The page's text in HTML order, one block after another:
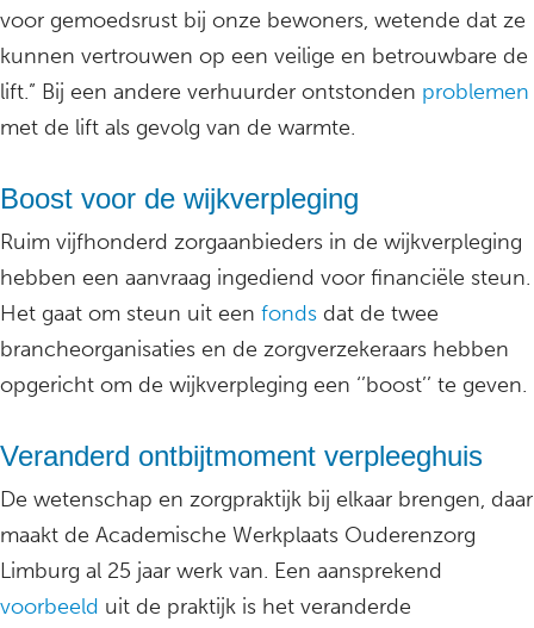
voor gemoedsrust bij onze bewoners, wetende dat ze
kunnen vertrouwen op een veilige en betrouwbare de
lift.” Bij een andere verhuurder ontstonden problemen
met de lift als gevolg van de warmte.
Boost voor de wijkverpleging
Ruim vijfhonderd zorgaanbieders in de wijkverpleging
hebben een aanvraag ingediend voor financiële steun.
Het gaat om steun uit een fonds dat de twee
brancheorganisaties en de zorgverzekeraars hebben
opgericht om de wijkverpleging een ‘’boost’’ te geven.
Veranderd ontbijtmoment verpleeghuis
De wetenschap en zorgpraktijk bij elkaar brengen, daar
maakt de Academische Werkplaats Ouderenzorg
Limburg al 25 jaar werk van. Een aansprekend
voorbeeld uit de praktijk is het veranderde